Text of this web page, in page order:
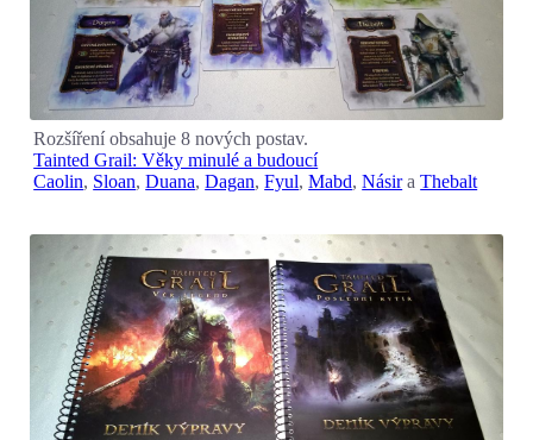
Rozšíření obsahuje 8 nových postav.
Tainted Grail: Věky minulé a budoucí
Caolin, Sloan,Duana,Dagan,Fyul,Mabd,NásiraThebalt